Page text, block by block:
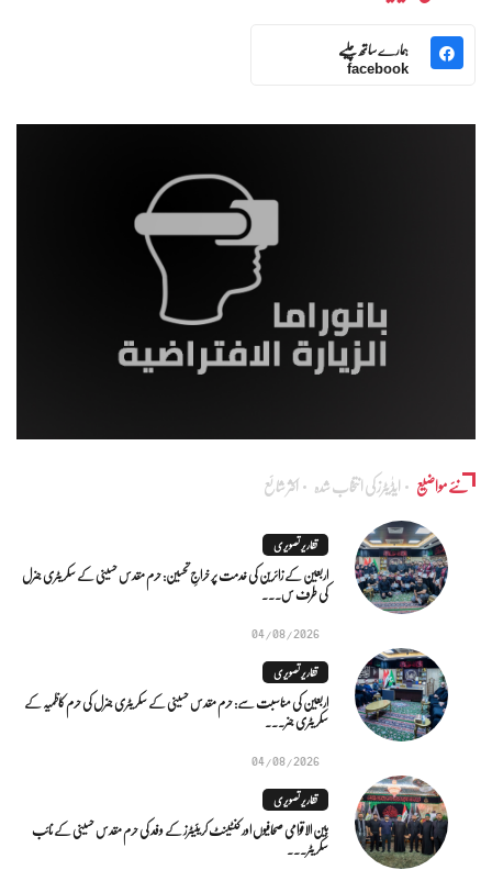
ہمارے ساتھ چلیے
facebook
نئے مواضیع ایڈٰیٹرز کی انتخاب شدہ اکثر شائع
تقاریر تصویری
اربعین کے زائرین کی خدمت پر خراجِ تحسین: حرم مقدس حسینی کے سکریٹری جنرل
کی طرف س...
04/08/2026
تقاریر تصویری
اربعین کی مناسبت سے: حرم مقدس حسینی کے سکریٹری جنرل کی حرم کاظمیہ کے
سکریٹری جنر...
04/08/2026
تقاریر تصویری
بین الاقوامی صحافیوں اور کنٹینٹ کریئیٹرز کے وفد کی حرم مقدس حسینی کے نائب
سکریٹر...